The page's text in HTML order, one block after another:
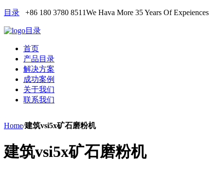
目录 +86 180 3780 8511We Hava More 35 Years Of Expeiences
目录
首页
产品目录
解决方案
成功案例
关于我们
联系我们
Home/建筑vsi5x矿石磨粉机
建筑vsi5x矿石磨粉机